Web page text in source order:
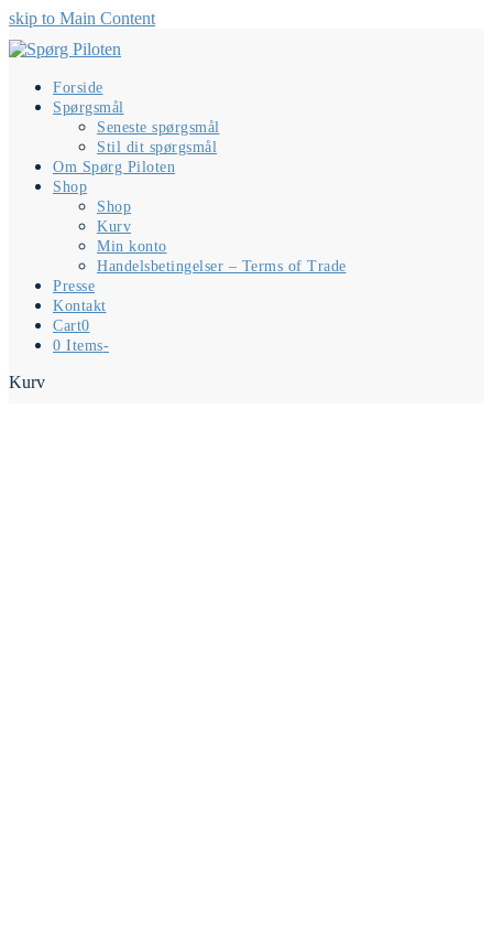
skip to Main Content
Forside
Spørgsmål
Seneste spørgsmål
Stil dit spørgsmål
Om Spørg Piloten
Shop
Shop
Kurv
Min konto
Handelsbetingelser – Terms of Trade
Presse
Kontakt
Cart0
0 Items-
Kurv